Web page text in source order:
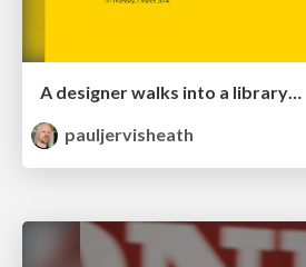
A designer walks into a library…
pauljervisheath